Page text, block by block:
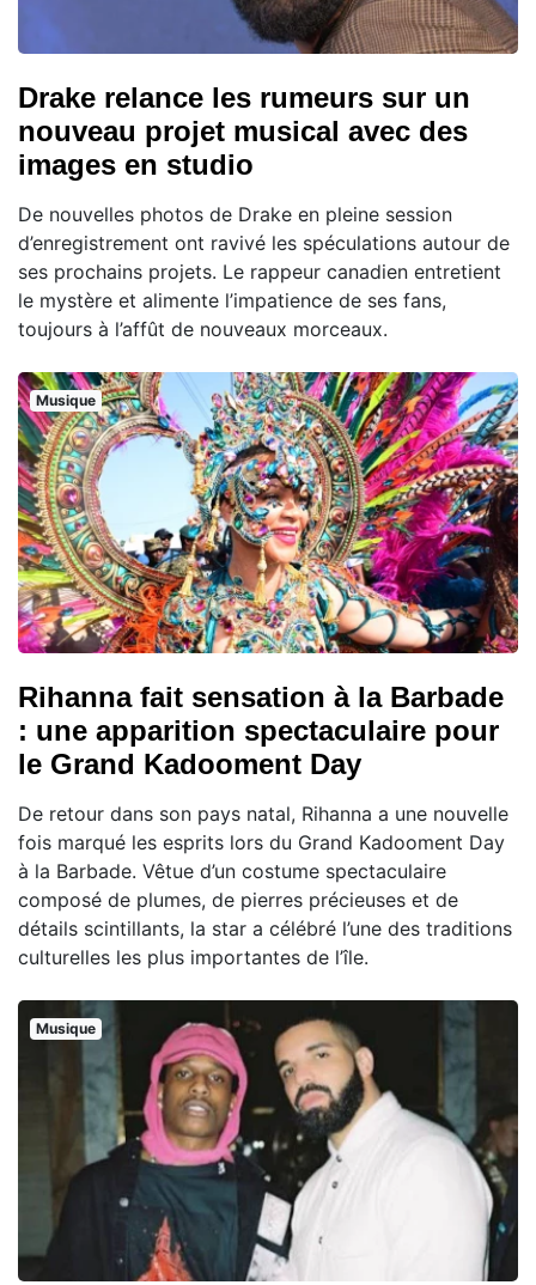
Drake relance les rumeurs sur un
nouveau projet musical avec des
images en studio
De nouvelles photos de Drake en pleine session
d’enregistrement ont ravivé les spéculations autour de
ses prochains projets. Le rappeur canadien entretient
le mystère et alimente l’impatience de ses fans,
toujours à l’affût de nouveaux morceaux.
Musique
Rihanna fait sensation à la Barbade
: une apparition spectaculaire pour
le Grand Kadooment Day
De retour dans son pays natal, Rihanna a une nouvelle
fois marqué les esprits lors du Grand Kadooment Day
à la Barbade. Vêtue d’un costume spectaculaire
composé de plumes, de pierres précieuses et de
détails scintillants, la star a célébré l’une des traditions
culturelles les plus importantes de l’île.
Musique